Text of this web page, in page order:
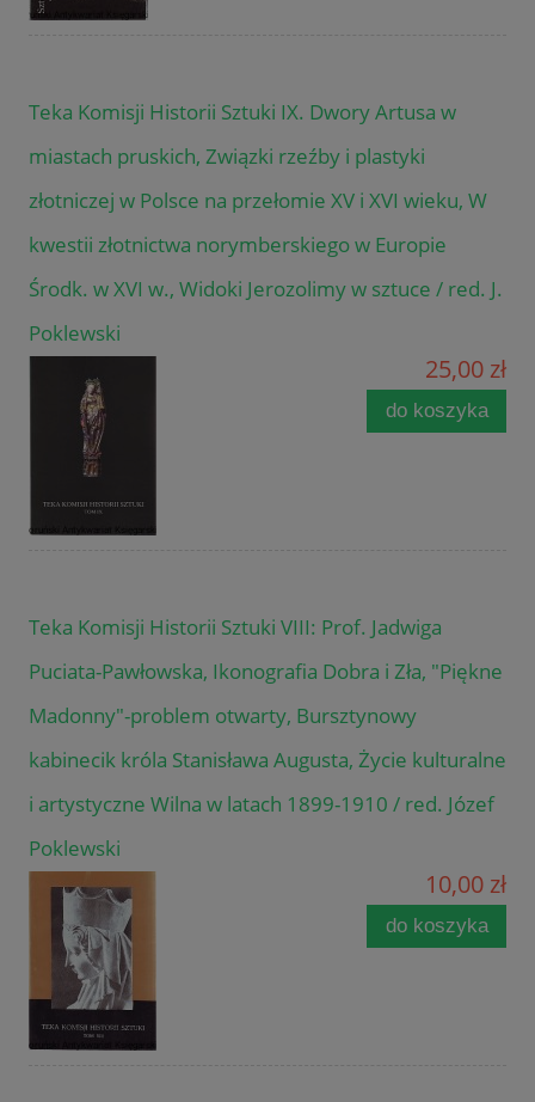
Teka Komisji Historii Sztuki IX. Dwory Artusa w
miastach pruskich, Związki rzeźby i plastyki
złotniczej w Polsce na przełomie XV i XVI wieku, W
kwestii złotnictwa norymberskiego w Europie
Środk. w XVI w., Widoki Jerozolimy w sztuce / red. J.
Poklewski
25,00 zł
do koszyka
Teka Komisji Historii Sztuki VIII: Prof. Jadwiga
Puciata-Pawłowska, Ikonografia Dobra i Zła, "Piękne
Madonny"-problem otwarty, Bursztynowy
kabinecik króla Stanisława Augusta, Życie kulturalne
i artystyczne Wilna w latach 1899-1910 / red. Józef
Poklewski
10,00 zł
do koszyka